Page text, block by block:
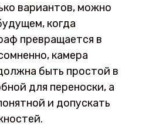
вариантов, можно
когда
превращается в
камера
быть простой в
для переноски, а
и допускать